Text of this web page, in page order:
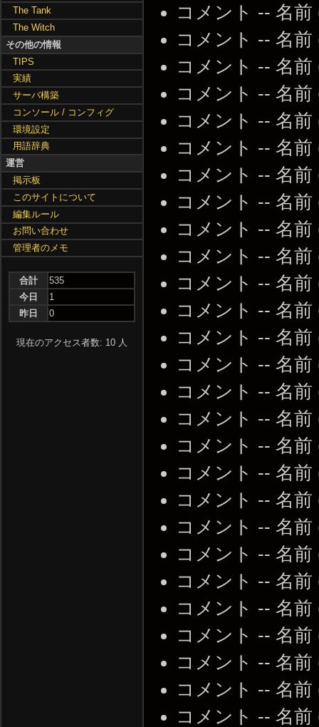
コメント -- 名前
コメント -- 名前
コメント -- 名前
コメント -- 名前
コメント -- 名前
コメント -- 名前
コメント -- 名前
コメント -- 名前
コメント -- 名前
コメント -- 名前
コメント -- 名前
コメント -- 名前
コメント -- 名前
コメント -- 名前
コメント -- 名前
コメント -- 名前
コメント -- 名前
コメント -- 名前
コメント -- 名前
コメント -- 名前
コメント -- 名前
コメント -- 名前
コメント -- 名前
コメント -- 名前
コメント -- 名前
コメント -- 名前
コメント -- 名前
The Tank
The Witch
その他の情報
TIPS
実績
サーバ構築
コンソール / コンフィグ
環境設定
用語辞典
運営
掲示板
このサイトについて
編集ルール
お問い合わせ
管理者のメモ
合計
535
今日
1
昨日
0
現在のアクセス者数: 10 人